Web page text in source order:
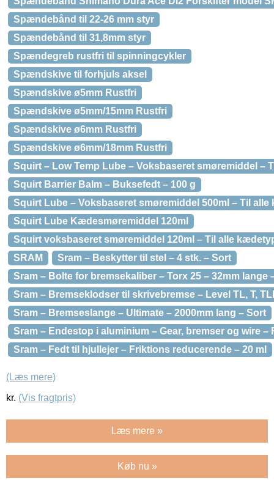
Spændebånd til 22-26 mm styr
Spændebånd til 31,8mm styr
Spændegreb rustfri til spinningcykler
Spændskive til forhjuls aksel
Spændskive ø5mm Rustfri
Spændskive ø5mm/15mm Rustfri
Spændskive ø6mm Rustfri
Spændskive ø6mm/18mm Rustfri
Squirt – Low Temp Lube – Voksbaseret smøremiddel –
Squirt Barrier Balm – Buksefedt – 100 g
Squirt Lube – Voksbaseret smøremiddel 500ml – Til
Squirt Lube Kædesmøremiddel 120ml
Squirt voksbaseret smøremiddel 120ml – Til alle
SRAM
Sram – Beskytter til stel – 4 stk. – Sort
Sram – Bolte for bremsekaliber – Torx 25 – 32mm lange
Sram – Bremseklodser til skrivebremse – Level TL, T,
Sram – Bremseslange – Ultimate – 2000mm lang – Sort
Sram – Endestop i aluminium – Gear, bremser og wire –
Sram – Fedt til hjullejer – Friktions reducerende – 20 ml
(Læs mere)
kr. (Vis fragtpris)
Læs mere »
Køb nu »